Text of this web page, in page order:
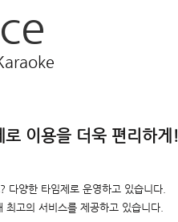
이용을 더욱 편리하게!
다양한 타임제로 운영하고 있습니다.
고의 서비스를 제공하고 있습니다.